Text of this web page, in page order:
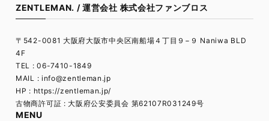
ZENTLEMAN. / 運営会社 株式会社ファンブロス
〒542-0081 大阪府大阪市中央区南船場４丁目９−９ Naniwa BLD
4F
TEL : 06-7410-1849
MAIL : info@zentleman.jp
HP : https://zentleman.jp/
古物商許可証 : 大阪府公安委員会 第62107R031249号
MENU